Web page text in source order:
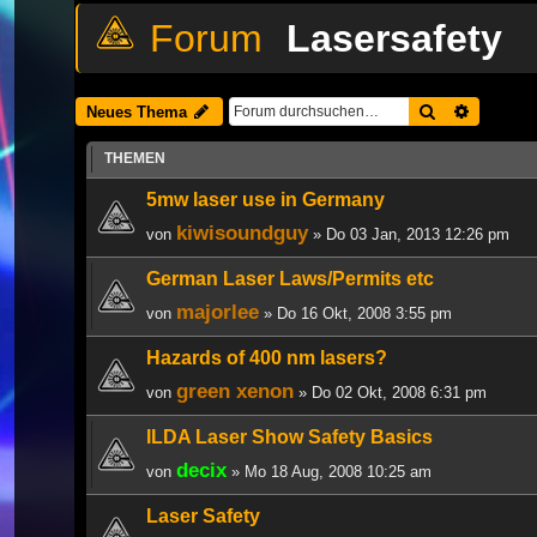
Lasersafety
Neues Thema Suche
THEMEN
5mw laser use in Germany
von kiwisoundguy» Do 03 Jan, 2013 12:26 pm
German Laser Laws/Permits etc
von majorlee » Do 16 Okt, 2008 3:55 pm
Hazards of 400 nm lasers?
von green xenon » Do 02 Okt, 2008 6:31 pm
ILDA Laser Show Safety Basics
von decix » Mo 18 Aug, 2008 10:25 am
Laser Safety